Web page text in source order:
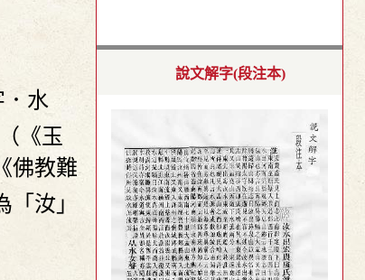
．水
《玉
佛教難
「汝」
說文解字(段注本)